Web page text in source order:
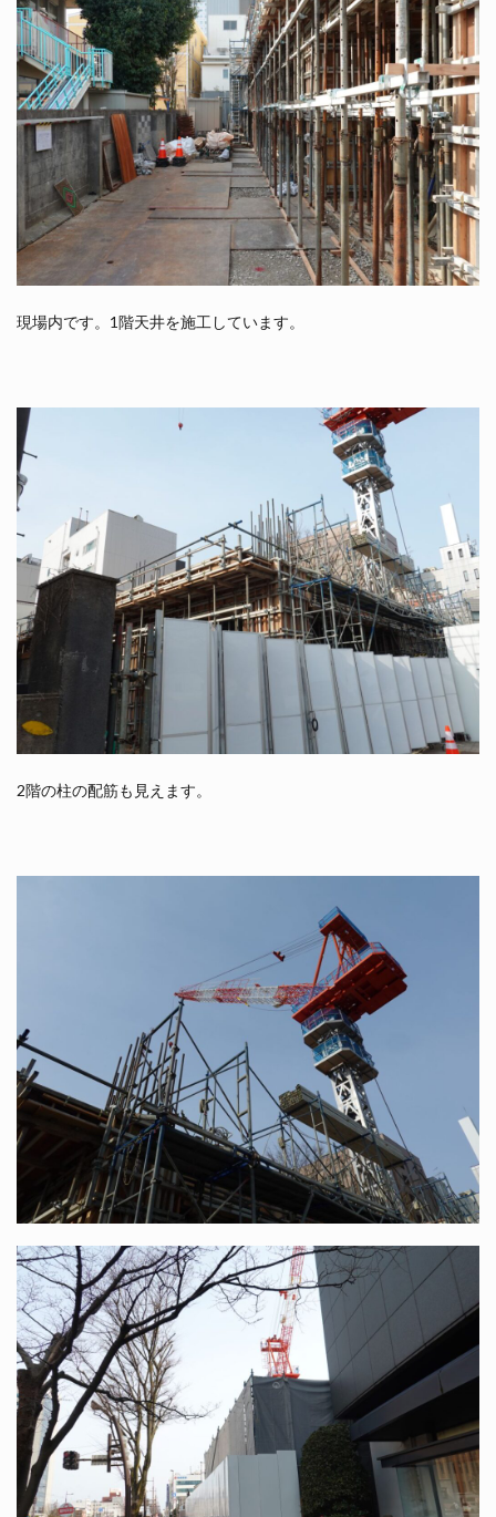
現場内です。1階天井を施工しています。
2階の柱の配筋も見えます。